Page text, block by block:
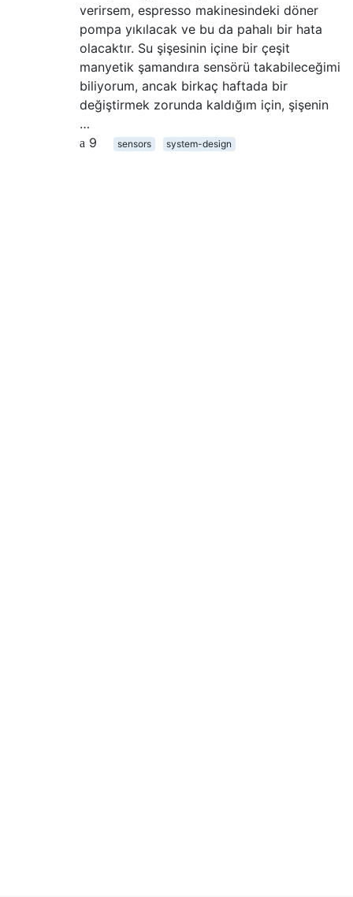
verirsem, espresso makinesindeki döner
pompa yıkılacak ve bu da pahalı bir hata
olacaktır. Su şişesinin içine bir çeşit
manyetik şamandıra sensörü takabileceğimi
biliyorum, ancak birkaç haftada bir
değiştirmek zorunda kaldığım için, şişenin
…
9
sensors system-design